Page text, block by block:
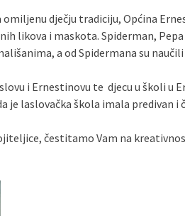
dječju tradiciju, Općina
likova i maskota. Spiderman,
a od Spidermana su
i Ernestinovu te djecu u školi u
je laslovačka škola imala predivan
čestitamo Vam na